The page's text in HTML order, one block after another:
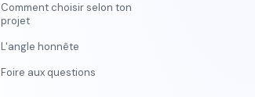
Comment choisir selon ton
projet
L'angle honnête
Foire aux questions